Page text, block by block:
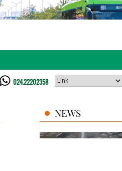
024.22202358
NEWS